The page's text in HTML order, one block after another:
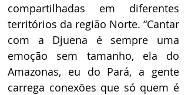
compartilhadas em diferentes
territórios da região Norte. “Cantar
com a Djuena é sempre uma
emoção sem tamanho, ela do
Amazonas, eu do Pará, a gente
carrega conexões que só quem é